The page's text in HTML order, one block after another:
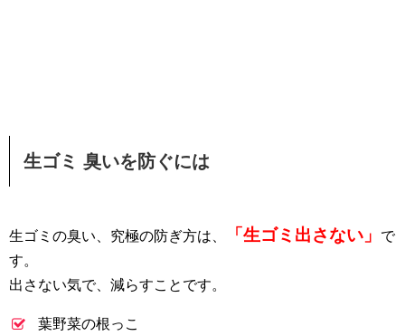
生ゴミ 臭いを防ぐには
生ゴミの臭い、究極の防ぎ方は、 「生ゴミ出さない」
で
す。
出さない気で、減らすことです。
葉野菜の根っこ